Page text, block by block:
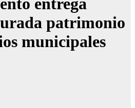
entrega
patrimonio
municipales